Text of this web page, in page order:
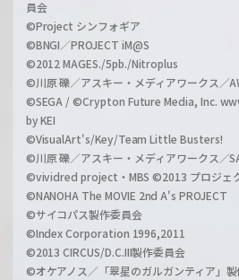
員会
©Project シンフォギア
©BNGI／PROJECT iM@S
©2012 MAGES./5pb./Nitroplus
©川原 礫／アスキー・メディアワークス／
©SEGA / ©Crypton Future Media, Inc.
by KEI
©VisualArt's/Key/Team Little Busters!
©川原 礫／アスキー・メディアワークス／
©vividred project・MBS ©2013 プロジェ
©NANOHA The MOVIE 2nd A's PROJECT
©サイコパス製作委員会
©Index Corporation 1996,2011
©2013 CIRCUS/D.C.III製作委員会
©オケアノス／「翠星のガルガンティア」